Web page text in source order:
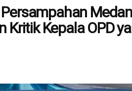
Kritik Kepala OPD